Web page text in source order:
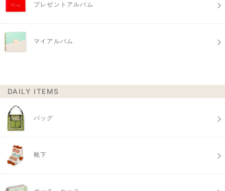
プレゼントアルバム
マイアルバム
DAILY ITEMS
バッグ
靴下